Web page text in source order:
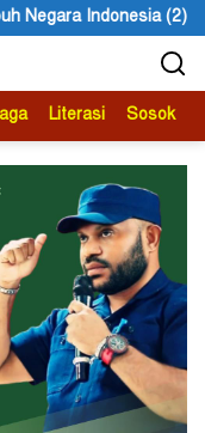
Yosua Noak Douw
Literasi Sosok